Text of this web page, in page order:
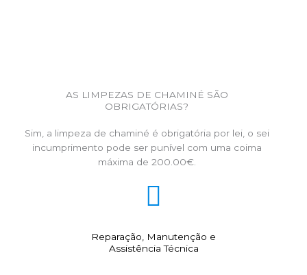
AS LIMPEZAS DE CHAMINÉ SÃO
OBRIGATÓRIAS?
Sim, a limpeza de chaminé é obrigatória por lei, o sei
incumprimento pode ser punível com uma coima
máxima de 200.00€.
Reparação, Manutenção e
Assistência Técnica